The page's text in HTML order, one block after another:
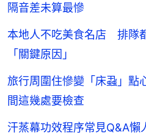
隔音差未算最慘
本地人不吃美食名店 排隊
「關鍵原因」
旅行周圍住慘變「床蝨」點
間這幾處要檢查
汗蒸幕功效程序常見Q&A